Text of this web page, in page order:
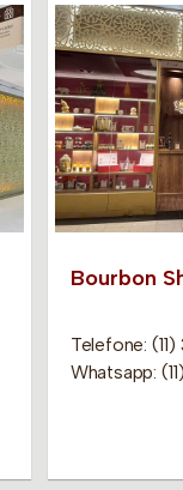
Bourbon
Telefone:
Whatsapp: